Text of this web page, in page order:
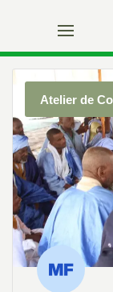
content
Atelier de